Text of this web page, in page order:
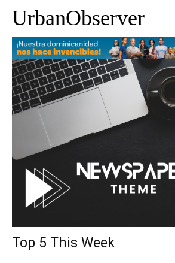
UrbanObserver
Top 5 This Week